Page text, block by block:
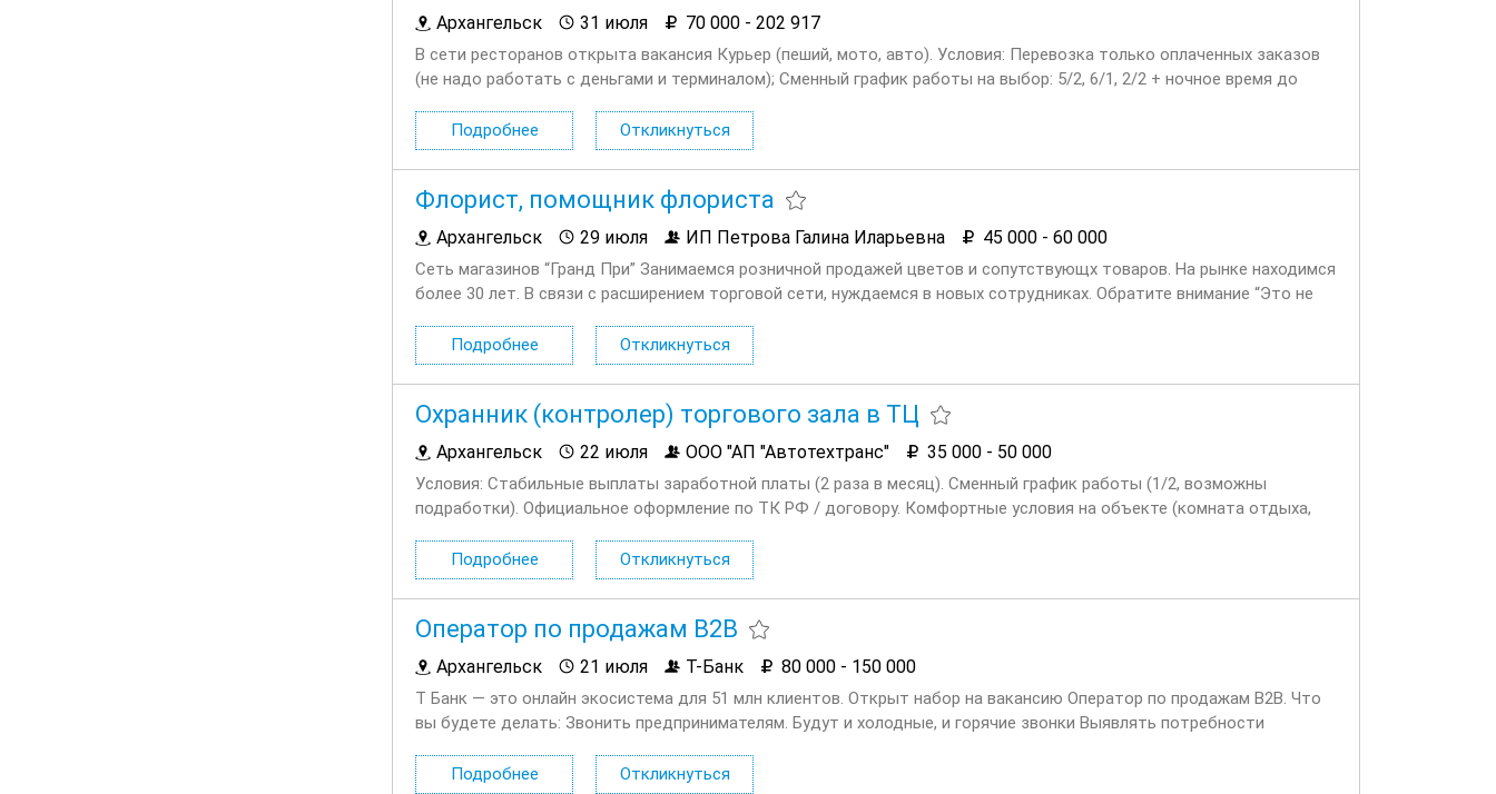
Архангельск 31 июля 70 000 - 202 917
В сети ресторанов открыта вакансия Курьер (пеший, мото, авто). Условия: Перевозка только оплаченных заказов
(не надо работать с деньгами и терминалом); Сменный график работы на выбор: 5/2, 6/1, 2/2 + ночное время до
Подробнее
Откликнуться
Флорист, помощник флориста
Архангельск 29 июля ИП Петрова Галина Иларьевна 45 000 - 60 000
Сеть магазинов “Гранд При” Занимаемся розничной продажей цветов и сопутствующх товаров. На рынке находимся
более 30 лет. В связи с расширением торговой сети, нуждаемся в новых сотрудниках. Обратите внимание “Это не
Подробнее
Откликнуться
Охранник (контролер) торгового зала в ТЦ
Архангельск 22 июля ООО "АП "Автотехтранс" 35 000 - 50 000
Условия: Стабильные выплаты заработной платы (2 раза в месяц). Сменный график работы (1/2, возможны
подработки). Официальное оформление по ТК РФ / договору. Комфортные условия на объекте (комната отдыха,
Подробнее
Откликнуться
Оператор по продажам B2B
Архангельск 21 июля Т-Банк 80 000 - 150 000
Т Банк — это онлайн экосистема для 51 млн клиентов. Открыт набор на вакансию Оператор по продажам B2B. Что
вы будете делать: Звонить предпринимателям. Будут и холодные, и горячие звонки Выявлять потребности
Подробнее
Откликнуться